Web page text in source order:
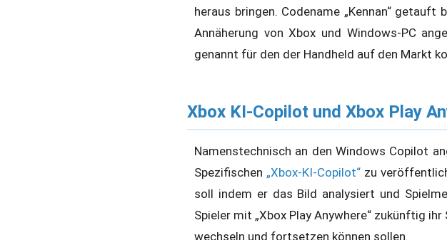
heraus bringen. Codename „Kennan“
Annäherung von Xbox und Windows-PC
genannt für den der Handheld auf den Markt
Xbox KI-Copilot und Xbox Play
Namenstechnisch an den Windows Copilot
Spezifischen „Xbox-KI-Copilot“zu
soll indem er das Bild analysiert und
Spieler mit „Xbox Play Anywhere“ zukünftig
wechseln und fortsetzen können sollen.